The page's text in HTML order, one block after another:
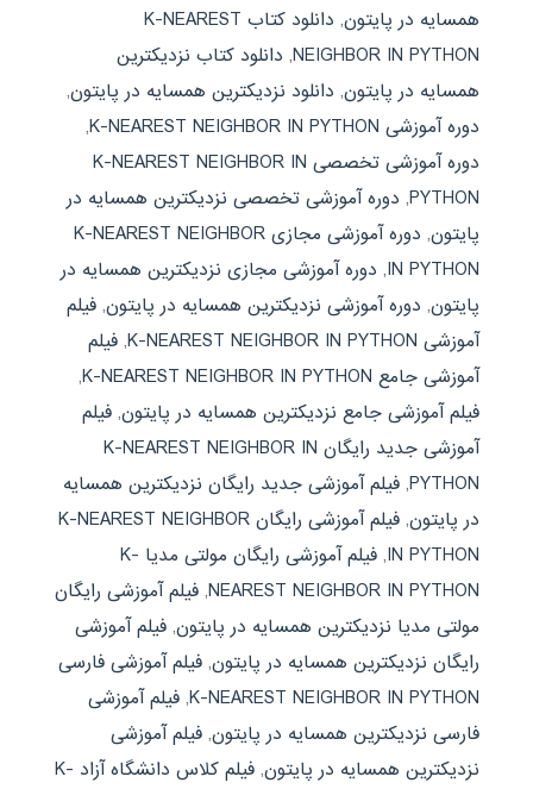
همسایه در پایتون,
دانلود کتاب K-NEAREST
NEIGHBOR IN PYTHON
, دانلود کتاب نزدیکترین
همسایه در پایتون, دانلود نزدیکترین همسایه در پایتون,
دوره آموزشی K-NEAREST NEIGHBOR IN PYTHON
,
دوره آموزشی تخصصی K-NEAREST NEIGHBOR IN
PYTHON
, دوره آموزشی تخصصی نزدیکترین همسایه در
پایتون,
دوره آموزشی مجازی K-NEAREST NEIGHBOR
IN PYTHON
, دوره آموزشی مجازی نزدیکترین همسایه در
پایتون, دوره آموزشی نزدیکترین همسایه در پایتون, فیلم
آموزشی K-NEAREST NEIGHBOR IN PYTHON
, فیلم
آموزشی جامع K-NEAREST NEIGHBOR IN PYTHON
,
فیلم آموزشی جامع نزدیکترین همسایه در پایتون, فیلم
آموزشی جدید رایگان K-NEAREST NEIGHBOR IN
PYTHON
, فیلم آموزشی جدید رایگان نزدیکترین همسایه
در پایتون,
فیلم آموزشی رایگان K-NEAREST NEIGHBOR
IN PYTHON
,
فیلم آموزشی رایگان مولتی مدیا K-
NEAREST NEIGHBOR IN PYTHON
, فیلم آموزشی رایگان
مولتی مدیا نزدیکترین همسایه در پایتون, فیلم آموزشی
رایگان نزدیکترین همسایه در پایتون, فیلم آموزشی فارسی
K-NEAREST NEIGHBOR IN PYTHON
, فیلم آموزشی
فارسی نزدیکترین همسایه در پایتون, فیلم آموزشی
نزدیکترین همسایه در پایتون,
فیلم کلاس دانشگاه آزاد K-